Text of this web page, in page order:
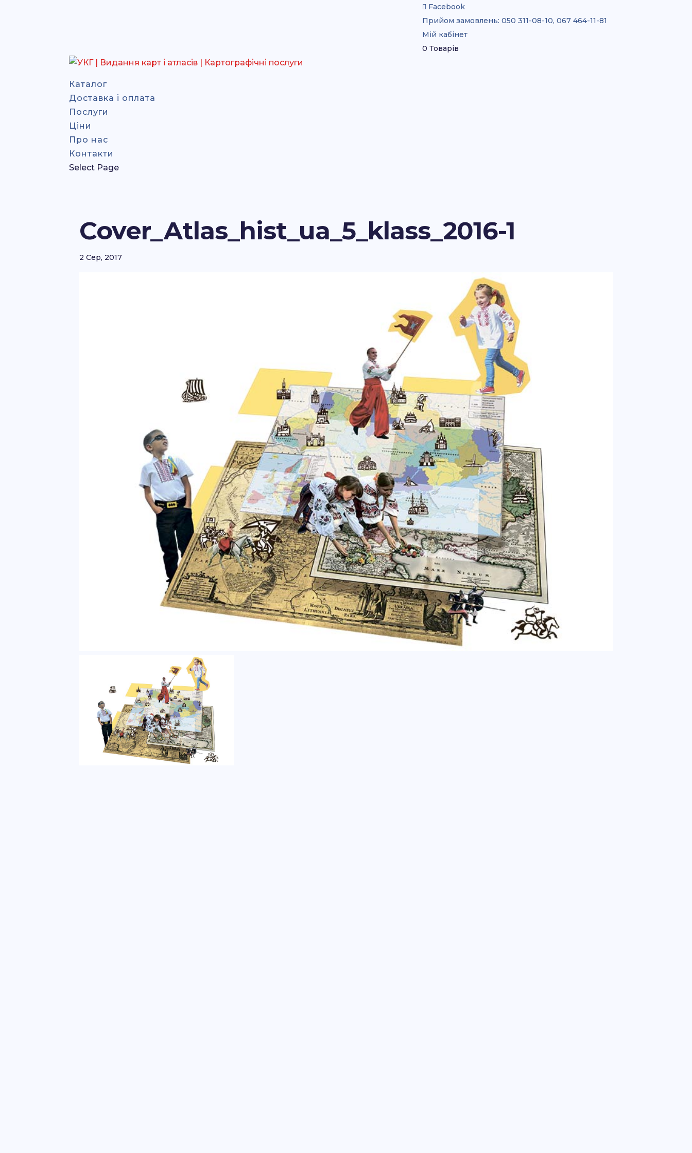
Facebook
Прийом замовлень: 050 311-08-10, 067 464-11-81
Мій кабінет
0 Товарів
Каталог
Доставка і оплата
Послуги
Ціни
Про нас
Контакти
Select Page
Cover_Atlas_hist_ua_5_klass_2016-1
2 Сер, 2017